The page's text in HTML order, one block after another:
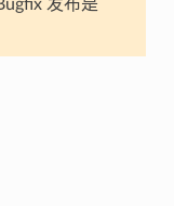
发布是